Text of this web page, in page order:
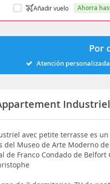
Añadir vuelo ahorra
Por
Atención personalizada
avec petite terrasse es
del Museo de Arte Moderno
de Franco Condado de